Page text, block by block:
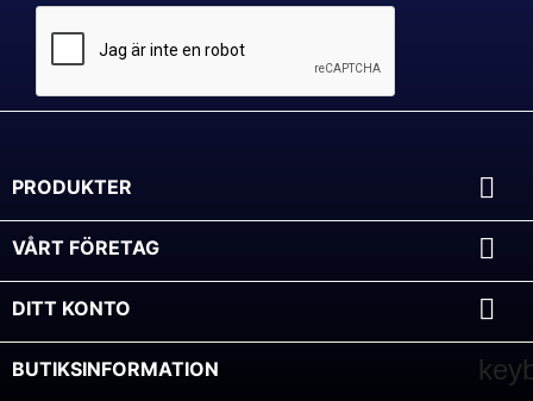
PRODUKTER 
VÅRT FÖRETAG 
DITT KONTO 
BUTIKSINFORMATION